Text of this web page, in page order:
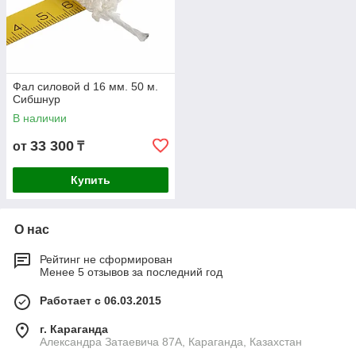
Фал силовой d 16 мм. 50 м.
Сибшнур
В наличии
от 33 300 ₸
Купить
О нас
Рейтинг не сформирован
Менее 5 отзывов за последний год
Работает с 06.03.2015
г. Караганда
Александра Затаевича 87А, Караганда, Казахстан